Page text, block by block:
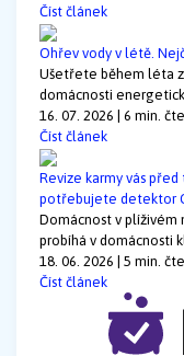
Číst článek
Ohřev vody v létě.
Ušetřete během léta
domácnosti
16. 07. 2026 | 6 min.
Číst článek
Revize karmy vás
potřebujete detektor
Domácnost v plíživém
probíhá v domácnosti
18. 06. 2026 | 5 min.
Číst článek